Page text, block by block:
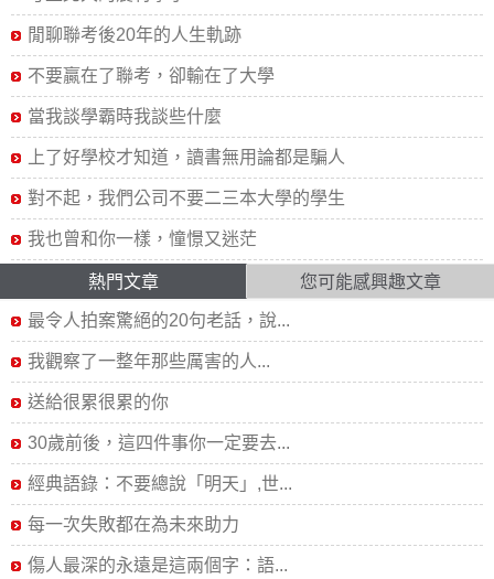
閒聊聯考後20年的人生軌跡
不要贏在了聯考，卻輸在了大學
當我談學霸時我談些什麼
上了好學校才知道，讀書無用論都是騙人
對不起，我們公司不要二三本大學的學生
我也曾和你一樣，憧憬又迷茫
熱門文章 您可能感興趣文章
最令人拍案驚絕的20句老話，說...
我觀察了一整年那些厲害的人...
送給很累很累的你
30歲前後，這四件事你一定要去...
經典語錄：不要總說「明天」,世...
每一次失敗都在為未來助力
傷人最深的永遠是這兩個字：語...